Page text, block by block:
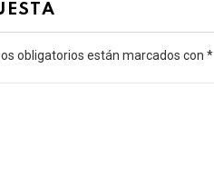
obligatorios están marcados con *